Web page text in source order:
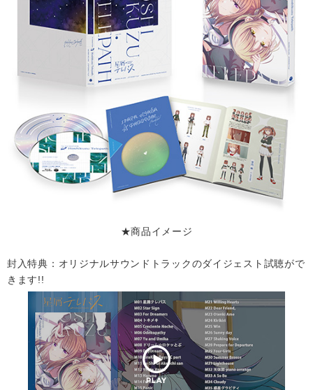
★商品イメージ
封入特典：オリジナルサウンドトラックのダイジェスト試聴がで
きます!!